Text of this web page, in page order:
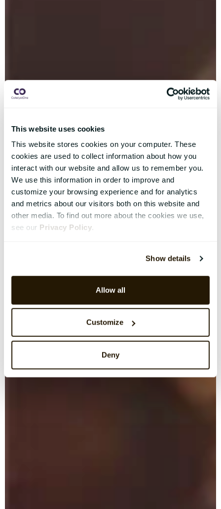
This website uses cookies
This website stores cookies on your computer. These
cookies are used to collect information about how you
interact with our website and allow us to remember you.
We use this information in order to improve and
customize your browsing experience and for analytics
and metrics about our visitors both on this website and
other media. To find out more about the cookies we use,
see our Privacy Policy.
Show details
Allow all
Customize
Deny